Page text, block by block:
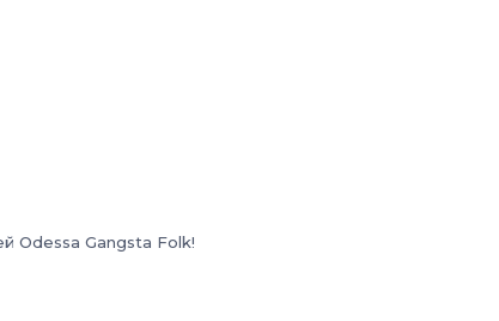
Odessa Gangsta Folk!